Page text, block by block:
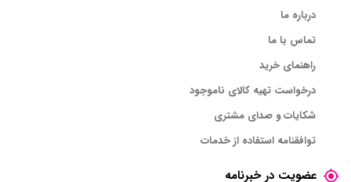
درباره ما
تماس با ما
راهنمای خرید
درخواست تهیه کالای ناموجود
شکایات و صدای مشتری
توافقنامه استفاده از خدمات
عضویت در خبرنامه